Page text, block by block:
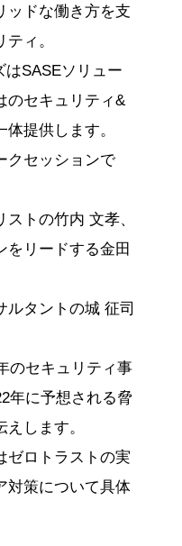
ッドな働き方を支
ィ。
はSASEソリュー
のセキュリティ&
提供します。
クセッションで
トの竹内 文孝、
をリードする金田
ルタントの城 征司
のセキュリティ事
年に予想される脅
します。
ゼロトラストの実
対策について具体